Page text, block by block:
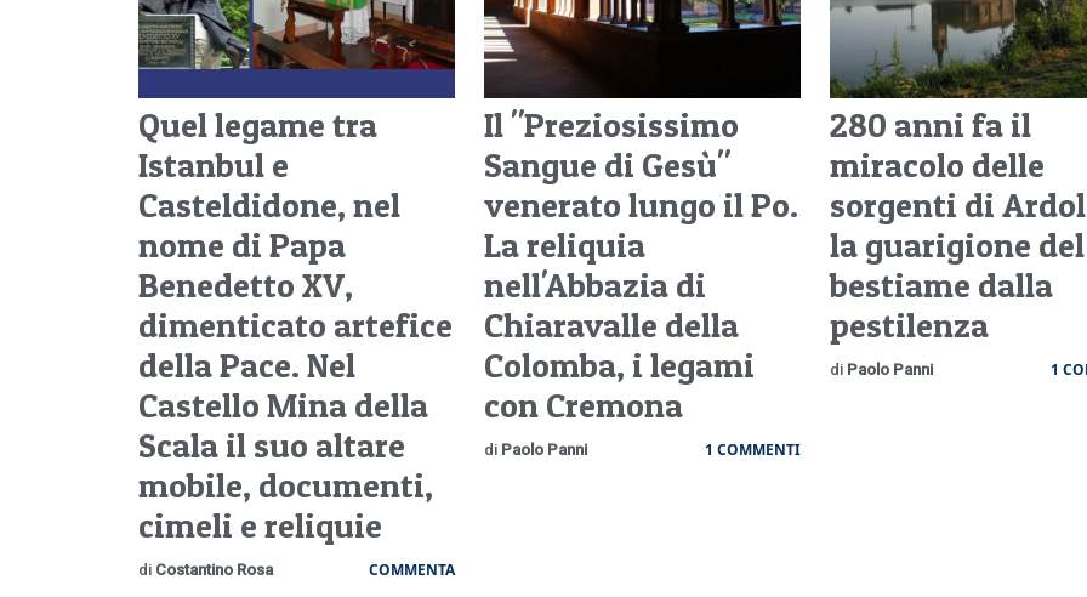
Quel legame tra
Istanbul e
Casteldidone, nel
nome di Papa
Benedetto XV,
dimenticato artefice
della Pace. Nel
Castello Mina della
Scala il suo altare
mobile, documenti,
cimeli e reliquie
di Costantino Rosa COMMENTA
Il "Preziosissimo
Sangue di Gesù"
venerato lungo il Po.
La reliquia
nell'Abbazia di
Chiaravalle della
Colomba, i legami
con Cremona
di Paolo Panni 1 COMMENTI
280 anni fa il
miracolo delle
sorgenti di
la guarigione del
bestiame dalla
pestilenza
di Paolo Panni 1